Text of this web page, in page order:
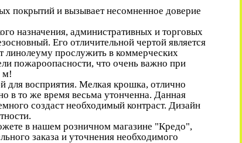
покрытий и вызывает несомненное доверие
назначения, административных и торговых
Его отличительной чертой является
линолеуму прослужить в коммерческих
пожароопасности, что очень важно при
м!
для восприятия. Мелкая крошка, отлично
в то же время весьма утонченна. Данная
создаст необходимый контраст. Дизайн
в нашем розничном магазине "Кредо",
заказа и уточнения необходимого